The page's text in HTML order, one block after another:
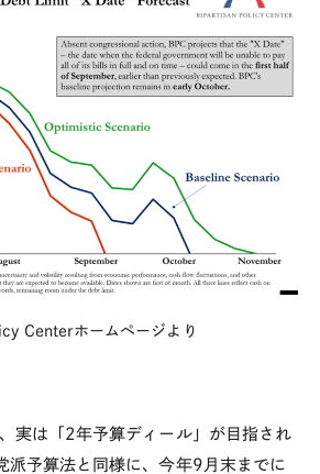
Centerホームページより
実は「2年予算ディール」が目指され
予算法と同様に、今年9月末までに